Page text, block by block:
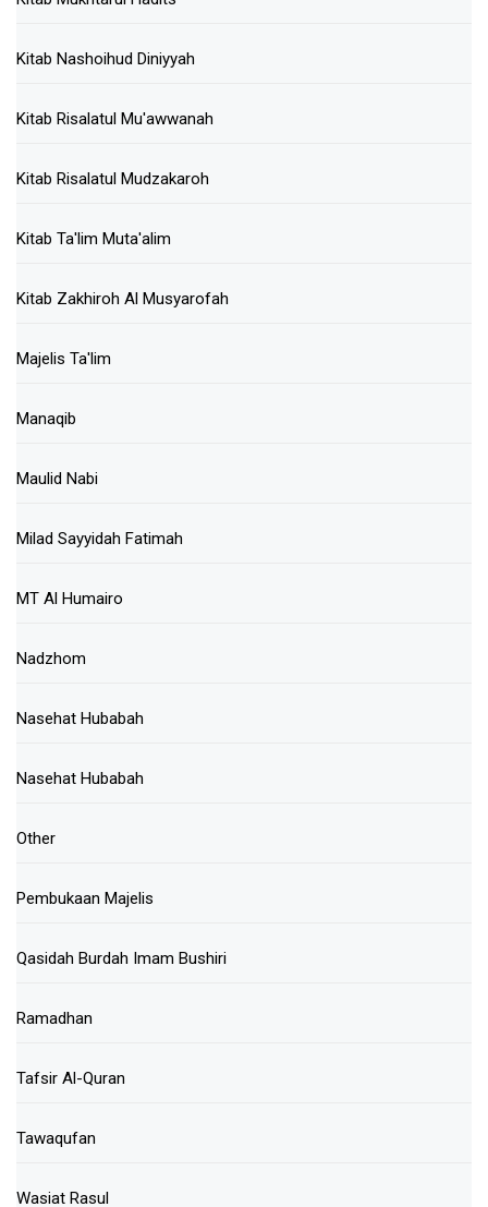
Kitab Nashoihud Diniyyah
Kitab Risalatul Mu'awwanah
Kitab Risalatul Mudzakaroh
Kitab Ta'lim Muta'alim
Kitab Zakhiroh Al Musyarofah
Majelis Ta'lim
Manaqib
Maulid Nabi
Milad Sayyidah Fatimah
MT Al Humairo
Nadzhom
Nasehat Hubabah
Nasehat Hubabah
Other
Pembukaan Majelis
Qasidah Burdah Imam Bushiri
Ramadhan
Tafsir Al-Quran
Tawaqufan
Wasiat Rasul